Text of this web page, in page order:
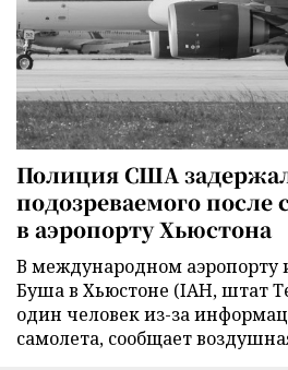
Полиция США
подозреваемого после
в аэропорту Хьюстона
В международном
Буша в Хьюстоне (IAH, штат
один человек из-за
самолета, сообщает